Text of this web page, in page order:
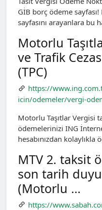
GİB borç ödeme
sayfasını arayanlara bu
Motorlu
ve Trafik
(TPC)
https://
icin/odemeler/vergi-
Motorlu Taşıtlar Vergisi
ödemelerinizi ING
hesabınızdan kolaylıkla
MTV 2. taksit
son tarih
(Motorlu …
https://